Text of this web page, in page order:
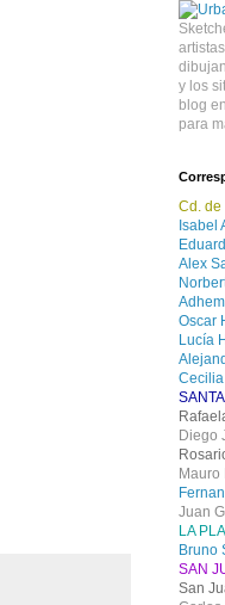
y los
blog en
para
Cd. de
Isabel
Alex
Oscar
Lucía
Diego
Mauro
Juan
LA
Bruno
SAN
San